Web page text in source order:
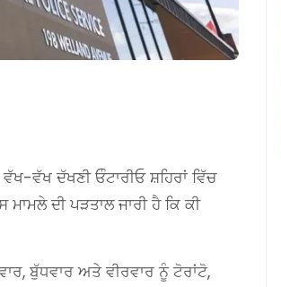
ਵੱਖ ਦੱਖਣੀ ਓੰਟਾਰੀਓ ਸ਼ਹਿਰਾਂ ਵਿੱਚ
ਦੀ ਪੜਤਾਲ ਜਾਰੀ ਹੈ ਕਿ ਕੀ
ਬੁੱਧਵਾਰ ਅਤੇ ਵੀਰਵਾਰ ਨੂੰ ਟੋਰਾਂਟੋ,